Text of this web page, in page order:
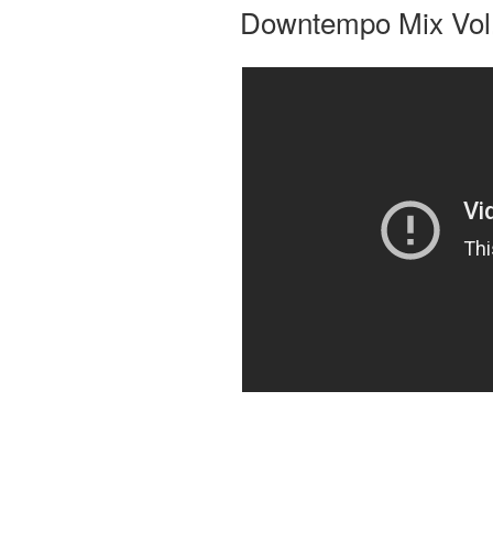
Downtempo Mix